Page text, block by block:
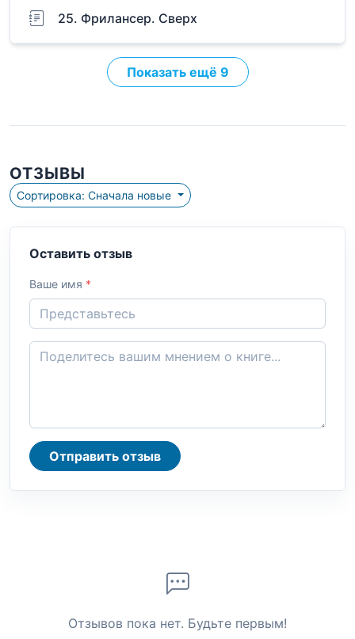
25. Фрилансер. Сверх
Показать ещё 9
ОТЗЫВЫ
Сортировка: Сначала новые
Оставить отзыв
Ваше имя *
Отправить отзыв
Отзывов пока нет. Будьте первым!